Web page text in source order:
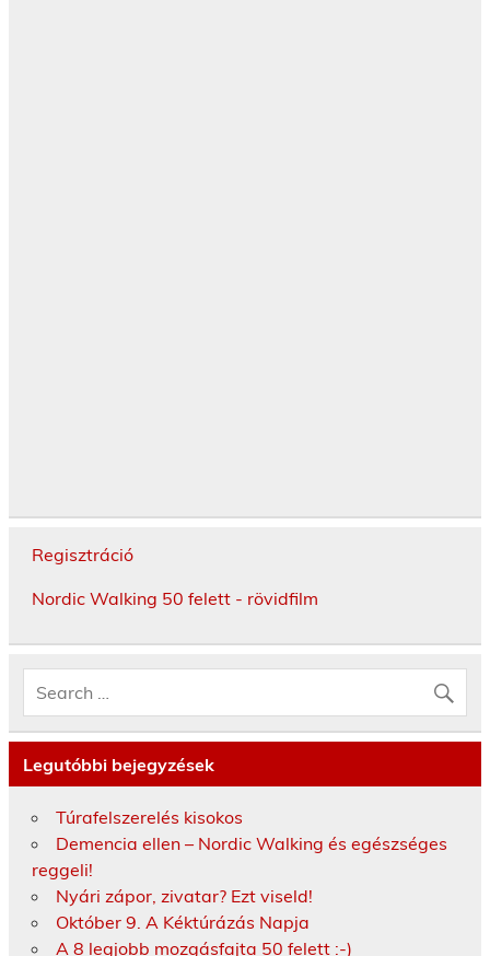
Regisztráció
Nordic Walking 50 felett - rövidfilm
Legutóbbi bejegyzések
Túrafelszerelés kisokos
Demencia ellen – Nordic Walking és egészséges
reggeli!
Nyári zápor, zivatar? Ezt viseld!
Október 9. A Kéktúrázás Napja
A 8 legjobb mozgásfajta 50 felett :-)